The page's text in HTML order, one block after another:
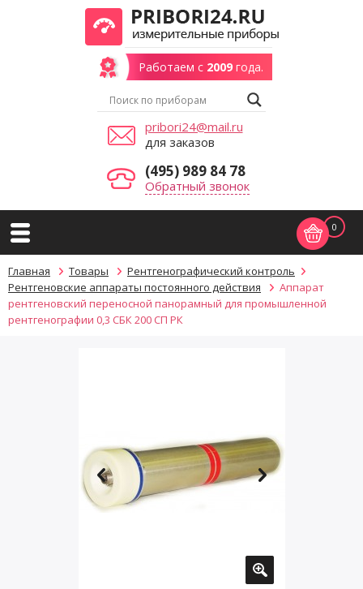
Работаем с 2009года.
pribori24@mail.ru
для заказов
(495) 989 84 78
Обратный звонок
0
Главная Товары
Рентгенографический контроль
Рентгеновские аппараты постоянного действия
Аппарат
рентгеновский переносной панорамный для промышленной
рентгенографии 0,3 СБК 200 СП РК